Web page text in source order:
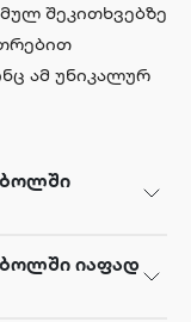
შეკითხვებზე
ამ უნიკალურ
იაფად